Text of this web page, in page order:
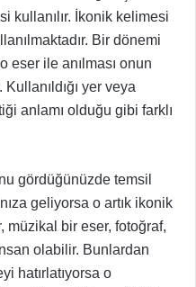
kullanılır. İkonik kelimesi
Bir dönemi
eser ile anılması onun
yer veya
anlamı olduğu gibi farklı
gördüğünüzde temsil
geliyorsa o artık ikonik
müzikal bir eser, fotoğraf,
olabilir. Bunlardan
hatırlatıyorsa o